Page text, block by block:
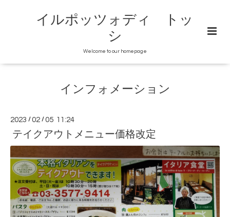
イルポッツォディ トッ
シ
Welcome to our homepage
インフォメーション
2023 /02 /05 11:24
テイクアウトメニュー価格改定